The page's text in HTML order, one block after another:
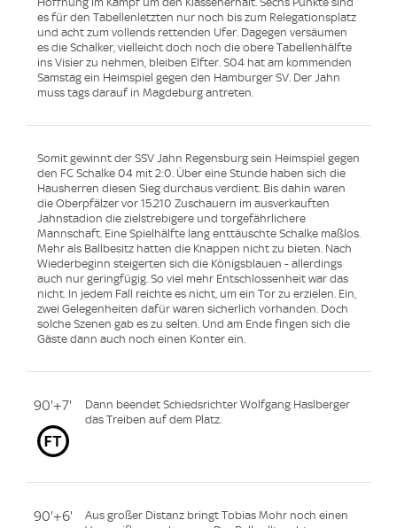
es für den Tabellenletzten nur noch bis zum Relegationsplatz
und acht zum vollends rettenden Ufer. Dagegen versäumen
es die Schalker, vielleicht doch noch die obere Tabellenhälfte
ins Visier zu nehmen, bleiben Elfter. S04 hat am kommenden
Samstag ein Heimspiel gegen den Hamburger SV. Der Jahn
muss tags darauf in Magdeburg antreten.
Somit gewinnt der SSV Jahn Regensburg sein Heimspiel gegen
den FC Schalke 04 mit 2:0. Über eine Stunde haben sich die
Hausherren diesen Sieg durchaus verdient. Bis dahin waren
die Oberpfälzer vor 15.210 Zuschauern im ausverkauften
Jahnstadion die zielstrebigere und torgefährlichere
Mannschaft. Eine Spielhälfte lang enttäuschte Schalke maßlos.
Mehr als Ballbesitz hatten die Knappen nicht zu bieten. Nach
Wiederbeginn steigerten sich die Königsblauen - allerdings
auch nur geringfügig. So viel mehr Entschlossenheit war das
nicht. In jedem Fall reichte es nicht, um ein Tor zu erzielen. Ein,
zwei Gelegenheiten dafür waren sicherlich vorhanden. Doch
solche Szenen gab es zu selten. Und am Ende fingen sich die
Gäste dann auch noch einen Konter ein.
90'+7'
Dann beendet Schiedsrichter Wolfgang Haslberger
das Treiben auf dem Platz.
90'+6'
Aus großer Distanz bringt Tobias Mohr noch einen